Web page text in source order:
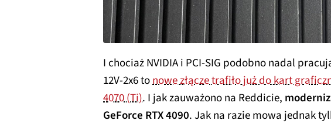
I chociaż NVIDIA i PCI-SIG podobno nadal
12V-2x6 tonowe złącze trafiło już do kart
4070 (Ti). I jak zauważono na Reddicie,
GeForce RTX 4090. Jak na razie mowa jednak